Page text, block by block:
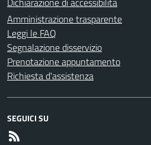
Amministrazione trasparente
Leggi le FAQ
Segnalazione disservizio
Prenotazione appuntamento
Richiesta d'assistenza
SEGUICI SU